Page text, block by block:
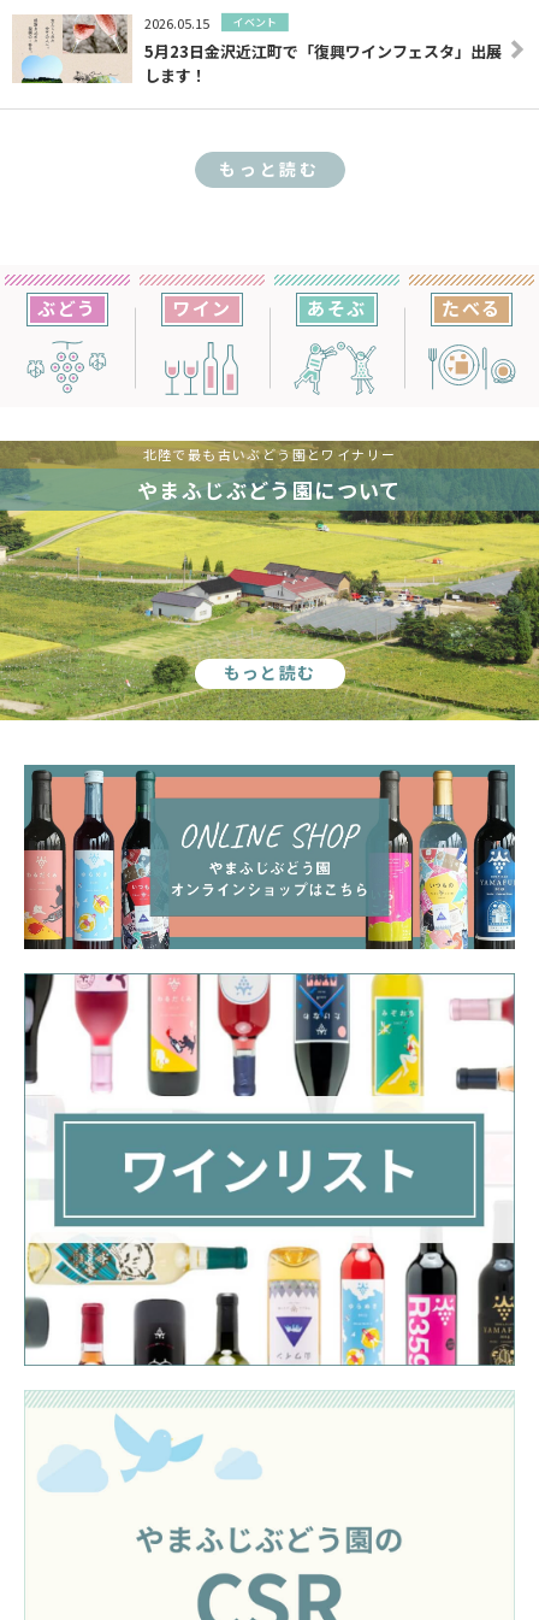
2026.05.15 イベント
5月23日金沢近江町で「復興ワインフェスタ」出展
します！
もっと読む
ぶどう ワイン あそぶ たべる
北陸で最も古いぶどう園とワイナリー
やまふじぶどう園について
もっと読む